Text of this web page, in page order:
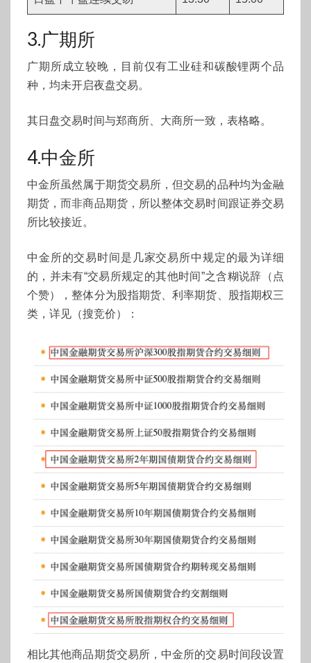
3.广期所
广期所成立较晚，目前仅有工业硅和碳酸锂两个品
种，均未开启夜盘交易。
其日盘交易时间与郑商所、大商所一致，表格略。
4.中金所
中金所虽然属于期货交易所，但交易的品种均为金融
期货，而非商品期货，所以整体交易时间跟证券交易
所比较接近。
中金所的交易时间是几家交易所中规定的最为详细
的，并未有“交易所规定的其他时间”之含糊说辞（点
个赞），整体分为股指期货、利率期货、股指期权三
类，详见（搜竞价）：
相比其他商品期货交易所，中金所的交易时间段设置